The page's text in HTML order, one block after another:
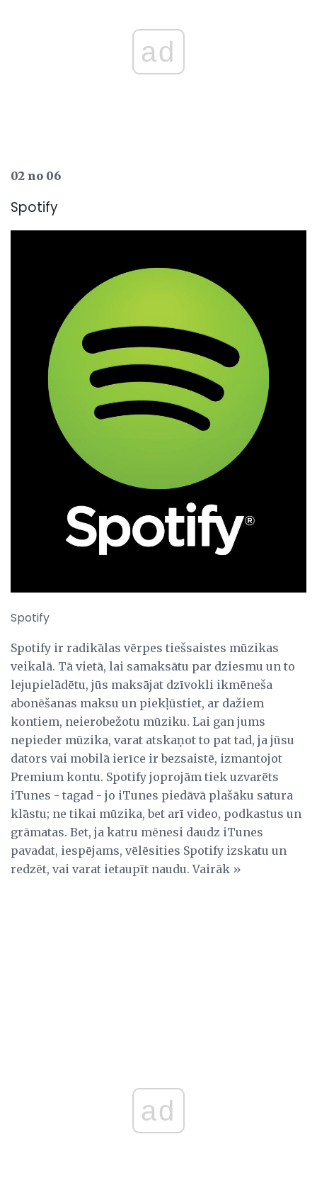
ad
02 no 06
Spotify
Spotify
Spotify ir radikālas vērpes tiešsaistes mūzikas
veikalā. Tā vietā, lai samaksātu par dziesmu un to
lejupielādētu, jūs maksājat dzīvokli ikmēneša
abonēšanas maksu un piekļūstiet, ar dažiem
kontiem, neierobežotu mūziku. Lai gan jums
nepieder mūzika, varat atskaņot to pat tad, ja jūsu
dators vai mobilā ierīce ir bezsaistē, izmantojot
Premium kontu. Spotify joprojām tiek uzvarēts
iTunes - tagad - jo iTunes piedāvā plašāku satura
klāstu; ne tikai mūzika, bet arī video, podkastus un
grāmatas. Bet, ja katru mēnesi daudz iTunes
pavadat, iespējams, vēlēsities Spotify izskatu un
redzēt, vai varat ietaupīt naudu. Vairāk »
ad